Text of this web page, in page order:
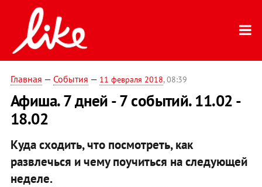
Главная — События — 11 февраля 2018, 08:39
Афиша. 7 дней - 7 событий. 11.02 -
18.02
Куда сходить, что посмотреть, как
развлечься и чему поучиться на следующей
неделе.